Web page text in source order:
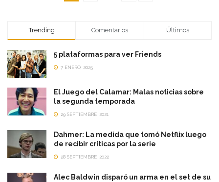
Trending Comentarios Últimos
5 plataformas para ver Friends
7 ENERO, 2025
El Juego del Calamar: Malas noticias sobre
la segunda temporada
29 SEPTIEMBRE, 2021
Dahmer: La medida que tomó Netflix luego
de recibir críticas por la serie
28 SEPTIEMBRE, 2022
Alec Baldwin disparó un arma en el set de su